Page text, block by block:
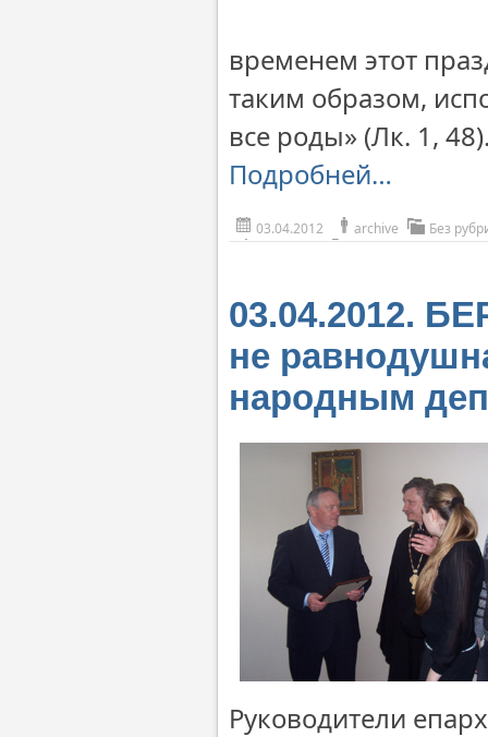
временем этот
таким образом,
все роды» (Лк. 1,
Подробней…
03.04.2012 archive Без
03.04.2012.
не
народным
Руководители